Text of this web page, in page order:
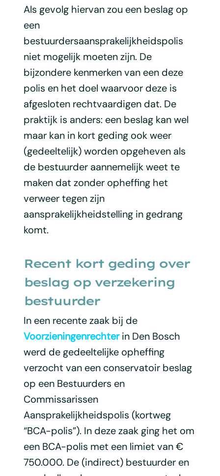
Als gevolg hiervan zou een beslag op
een
bestuurdersaansprakelijkheidspolis
niet mogelijk moeten zijn. De
bijzondere kenmerken van een deze
polis en het doel waarvoor deze is
afgesloten rechtvaardigen dat. De
praktijk is anders: een beslag kan wel
maar kan in kort geding ook weer
(gedeeltelijk) worden opgeheven als
de bestuurder aannemelijk weet te
maken dat zonder opheffing het
verweer tegen zijn
aansprakelijkheidstelling in gedrang
komt.
Recent kort geding over
beslag op verzekering
bestuurder
In een recente zaak bij de
Voorzieningenrechterin Den Bosch
werd de gedeeltelijke opheffing
verzocht van een conservatoir beslag
op een Bestuurders en
Commissarissen
Aansprakelijkheidspolis (kortweg
“BCA-polis”). In deze zaak ging het om
een BCA-polis met een limiet van €
750.000. De (indirect) bestuurder en